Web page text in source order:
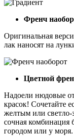
Френч
Оригинальная
лак наносят на
Цветной
Надоели нюдовые
красок! Сочетайте
желтым или светло-
сочная комбинация
городом или у моря.